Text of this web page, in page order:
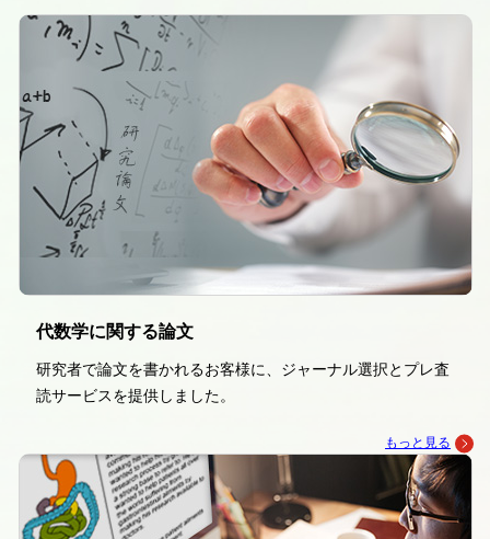
代数学に関する論文
研究者で論文を書かれるお客様に、ジャーナル選択とプレ査
読サービスを提供しました。
もっと見る